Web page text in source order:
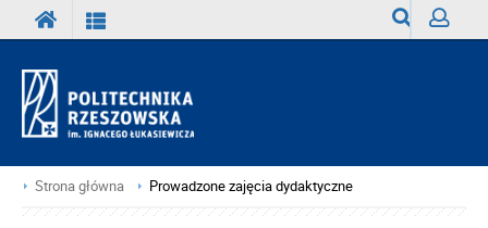
Strona główna Prowadzone zajęcia dydaktyczne